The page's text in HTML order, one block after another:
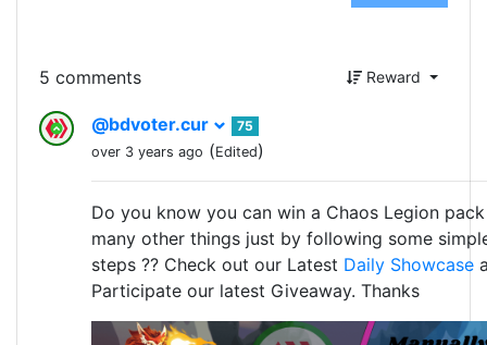
5 comments Reward
@bdvoter.cur
75
over 3 years ago (Edited)
Do you know you can win a Chaos Legion
many other things just by following some
steps ?? Check out our Latest Daily Showcase
Participate our latest Giveaway. Thanks